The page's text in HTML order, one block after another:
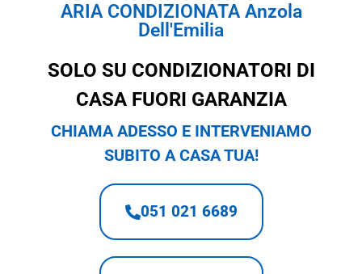
ARIA CONDIZIONATA Anzola
Dell'Emilia
SOLO SU CONDIZIONATORI DI
CASA FUORI GARANZIA
CHIAMA ADESSO E INTERVENIAMO
SUBITO A CASA TUA!
051 021 6689